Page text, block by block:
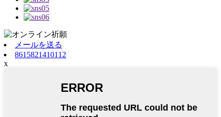
メールを送る
8615821410112
x